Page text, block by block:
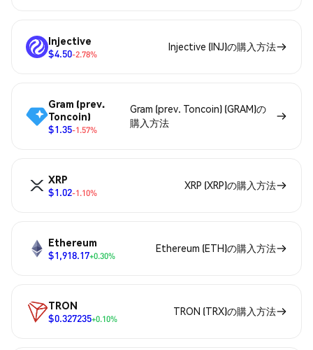
Injective
$4.50-2.78%
Injective (INJ)の購入方法
Gram (prev.
Toncoin)
$1.35-1.57%
Gram (prev. Toncoin) (GRAM)の
購入方法
XRP
$1.02-1.10%
XRP (XRP)の購入方法
Ethereum
$1,918.17+0.30%
Ethereum (ETH)の購入方法
TRON
$0.327235+0.10%
TRON (TRX)の購入方法